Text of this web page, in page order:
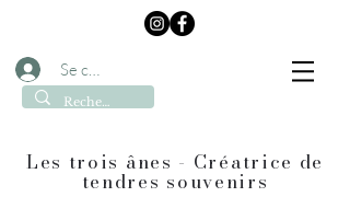
Se connecter
Les trois ânes - Créatrice de
tendres souvenirs